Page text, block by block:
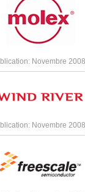
Novembre 2008
Novembre 2008